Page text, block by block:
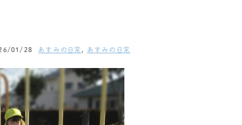
01/28 あすみの日常 , あすみの日常